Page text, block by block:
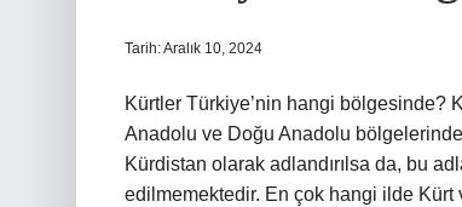
Tarih: Aralık 10, 2024
Kürtler Türkiye’nin hangi bölgesinde?
Anadolu ve Doğu Anadolu
Kürdistan olarak adlandırılsa da, bu
edilmemektedir. En çok hangi ilde Kürt